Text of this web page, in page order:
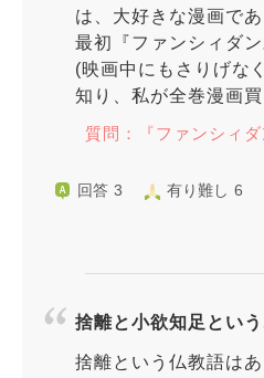
は、大好きな漫画であ
最初『ファンシィダ
(映画中にもさりげな
知り、私が全巻漫画
質問：『ファンシィ
回答 3 有り難し 6
捨離と小欲知足という
捨離という仏教語は